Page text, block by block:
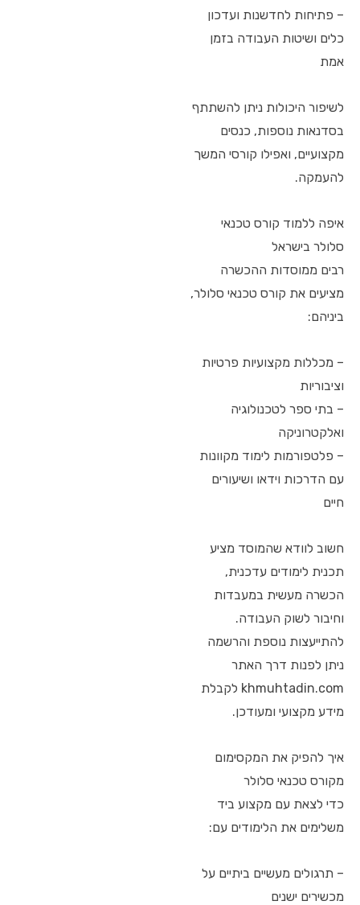
– פתיחות לחדשנות ועדכון
כלים ושיטות העבודה בזמן
אמת
לשיפור היכולות ניתן להשתתף
בסדנאות נוספות, כנסים
מקצועיים, ואפילו קורסי המשך
להעמקה.
איפה ללמוד קורס טכנאי
סלולר בישראל
רבים ממוסדות ההכשרה
מציעים את קורס טכנאי סלולר,
ביניהם:
– מכללות מקצועיות פרטיות
וציבוריות
– בתי ספר לטכנולוגיה
ואלקטרוניקה
– פלטפורמות לימוד מקוונות
עם הדרכות וידאו ושיעורים
חיים
חשוב לוודא שהמוסד מציע
תכנית לימודים עדכנית,
הכשרה מעשית במעבדות
וחיבור לשוק העבודה.
להתייעצות נוספת והרשמה
ניתן לפנות דרך האתר
khmuhtadin.com לקבלת
מידע מקצועי ומעודכן.
איך להפיק את המקסימום
מקורס טכנאי סלולר
כדי לצאת עם מקצוע ביד
משלימים את הלימודים עם:
– תרגולים מעשיים ביתיים על
מכשירים ישנים